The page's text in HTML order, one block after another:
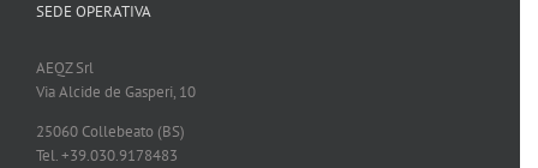
SEDE OPERATIVA
AEQZ Srl
Via Alcide de Gasperi, 10
25060 Collebeato (BS)
Tel. +39.030.9178483